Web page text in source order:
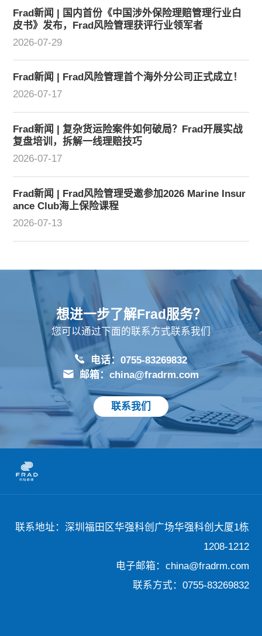
Frad新闻 | 国内首份《中国涉外保险理赔管理行业白
皮书》发布，Frad风险管理获评行业领军者
2026-07-29
Frad新闻 | Frad风险管理首个海外分公司正式成立！
2026-07-17
Frad新闻 | 复杂货运险案件如何破局？Frad开展实战
复盘培训，拆解一线理赔技巧
2026-07-17
Frad新闻 | Frad风险管理受邀参加2026 Marine Insur
ance Club海上保险课程
2026-07-13
想进一步了解Frad服务？
您可以通过下面的联系方式联系我们
电话：0755-83269832
邮箱：china@fradrm.com
联系我们
联系地址：深圳福田区华强科创广场华强科创大厦1栋
1208-1212
电子邮箱：china@fradrm.com
联系方式：0755-83269832